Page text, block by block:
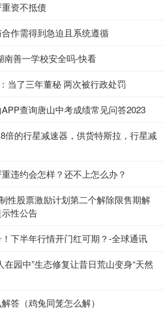
资不抵债
合作需得到急迫且系统遵循
南善一学校安全吗-快看
当了三年董秘 两次被行政处罚
APP查询唐山中考成绩常见问答2023
倍的行星减速器，供货特斯拉，行星减
违约会怎样？还不上怎么办？
性股票激励计划第二个解除限售期解
性公告
下半年行情开门红可期？-全球通讯
园中”生态修复让昔日荒山变身“天然
答（鸡兔同笼怎么解）